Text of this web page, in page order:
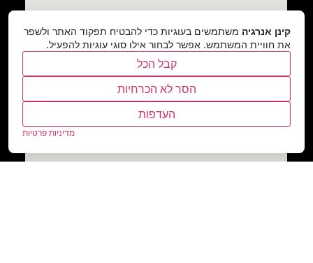
קינן אנרגיה משתמשים בעוגיות כדי להבטיח תפקוד האתר ולשפר
את חוויית המשתמש. אפשר לבחור אילו סוגי עוגיות להפעיל.
קבל הכל
הסר לא הכרחיות
העדפות
מדיניות פרטיות